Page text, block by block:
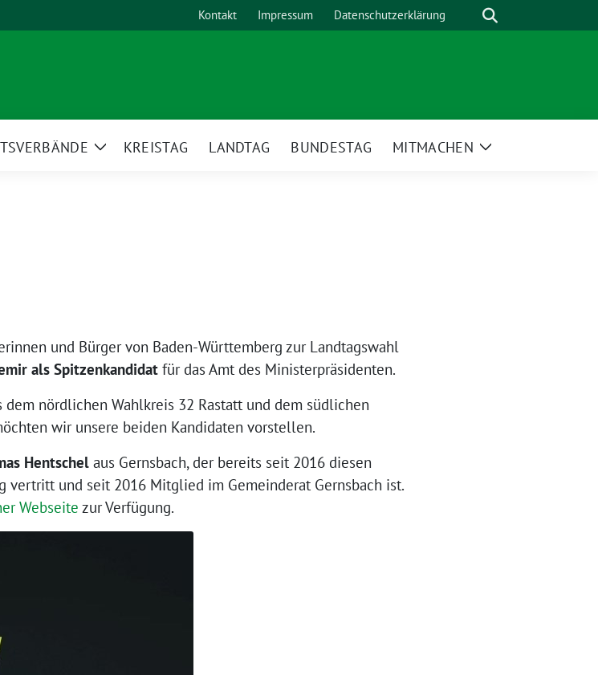
Kontakt Impressum Datenschutzerklärung Suche
ZeigeKREISTAG LANDTAG BUNDESTAG MITMACHEN
Zeige
und Bürger von Baden-Württemberg zur Landtagswahl
als Spitzenkandidat für das Amt des Ministerpräsidenten.
dem nördlichen Wahlkreis 32 Rastatt und dem südlichen
wir unsere beiden Kandidaten vorstellen.
Hentschel aus Gernsbach, der bereits seit 2016 diesen
vertritt und seit 2016 Mitglied im Gemeinderat Gernsbach ist.
Webseite zur Verfügung.